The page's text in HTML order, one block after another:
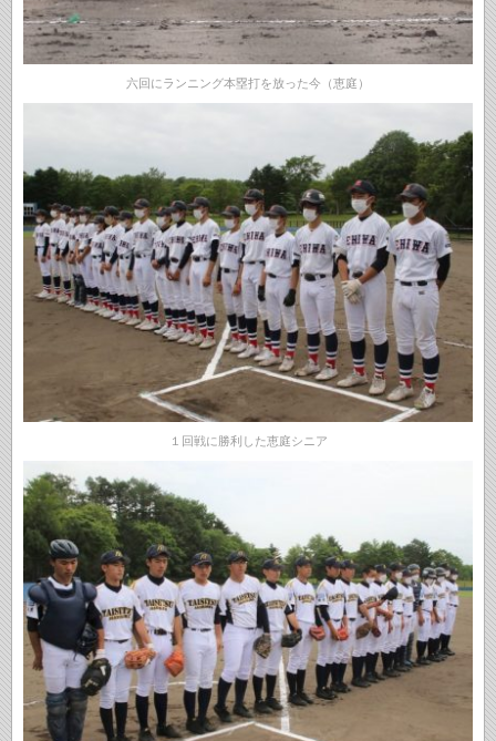
六回にランニング本塁打を放った今（恵庭）
１回戦に勝利した恵庭シニア